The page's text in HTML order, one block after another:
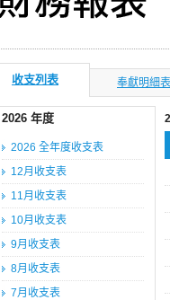
收支列表 奉獻明細表
2026 年度
2026 全年度收支表
12月收支表
11月收支表
10月收支表
9月收支表
8月收支表
7月收支表